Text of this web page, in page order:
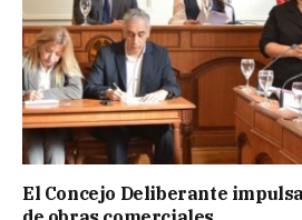
El Concejo Deliberante